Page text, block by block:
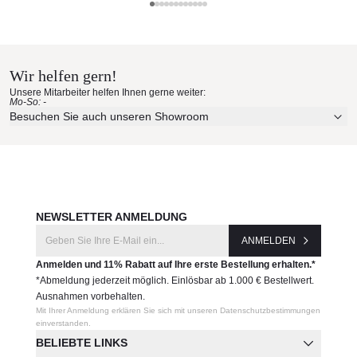
gesamte Talenti-Kollektion bestellen.
Hersteller:
Talenti
Erleben Sie unsere Stoffe und Materialien ganz in Ruhe in
Ihren eigenen vier Wänden.
Aktuelle Originalstoffe des Herstellers
Wir helfen gern!
Unsere Mitarbeiter helfen Ihnen gerne weiter:
Mo-So: -
Besuchen Sie auch unseren Showroom
BELIEBTE LINKS
NEWSLETTER ANMELDUNG
ANMELDEN
Anmelden und 11% Rabatt auf Ihre erste Bestellung erhalten.*
*Abmeldung jederzeit möglich. Einlösbar ab 1.000 € Bestellwert.
Ausnahmen vorbehalten.
Mit Ihrer Anmeldung erklären Sie sich mit unseren Datenschutzbestimmungen
einverstanden.